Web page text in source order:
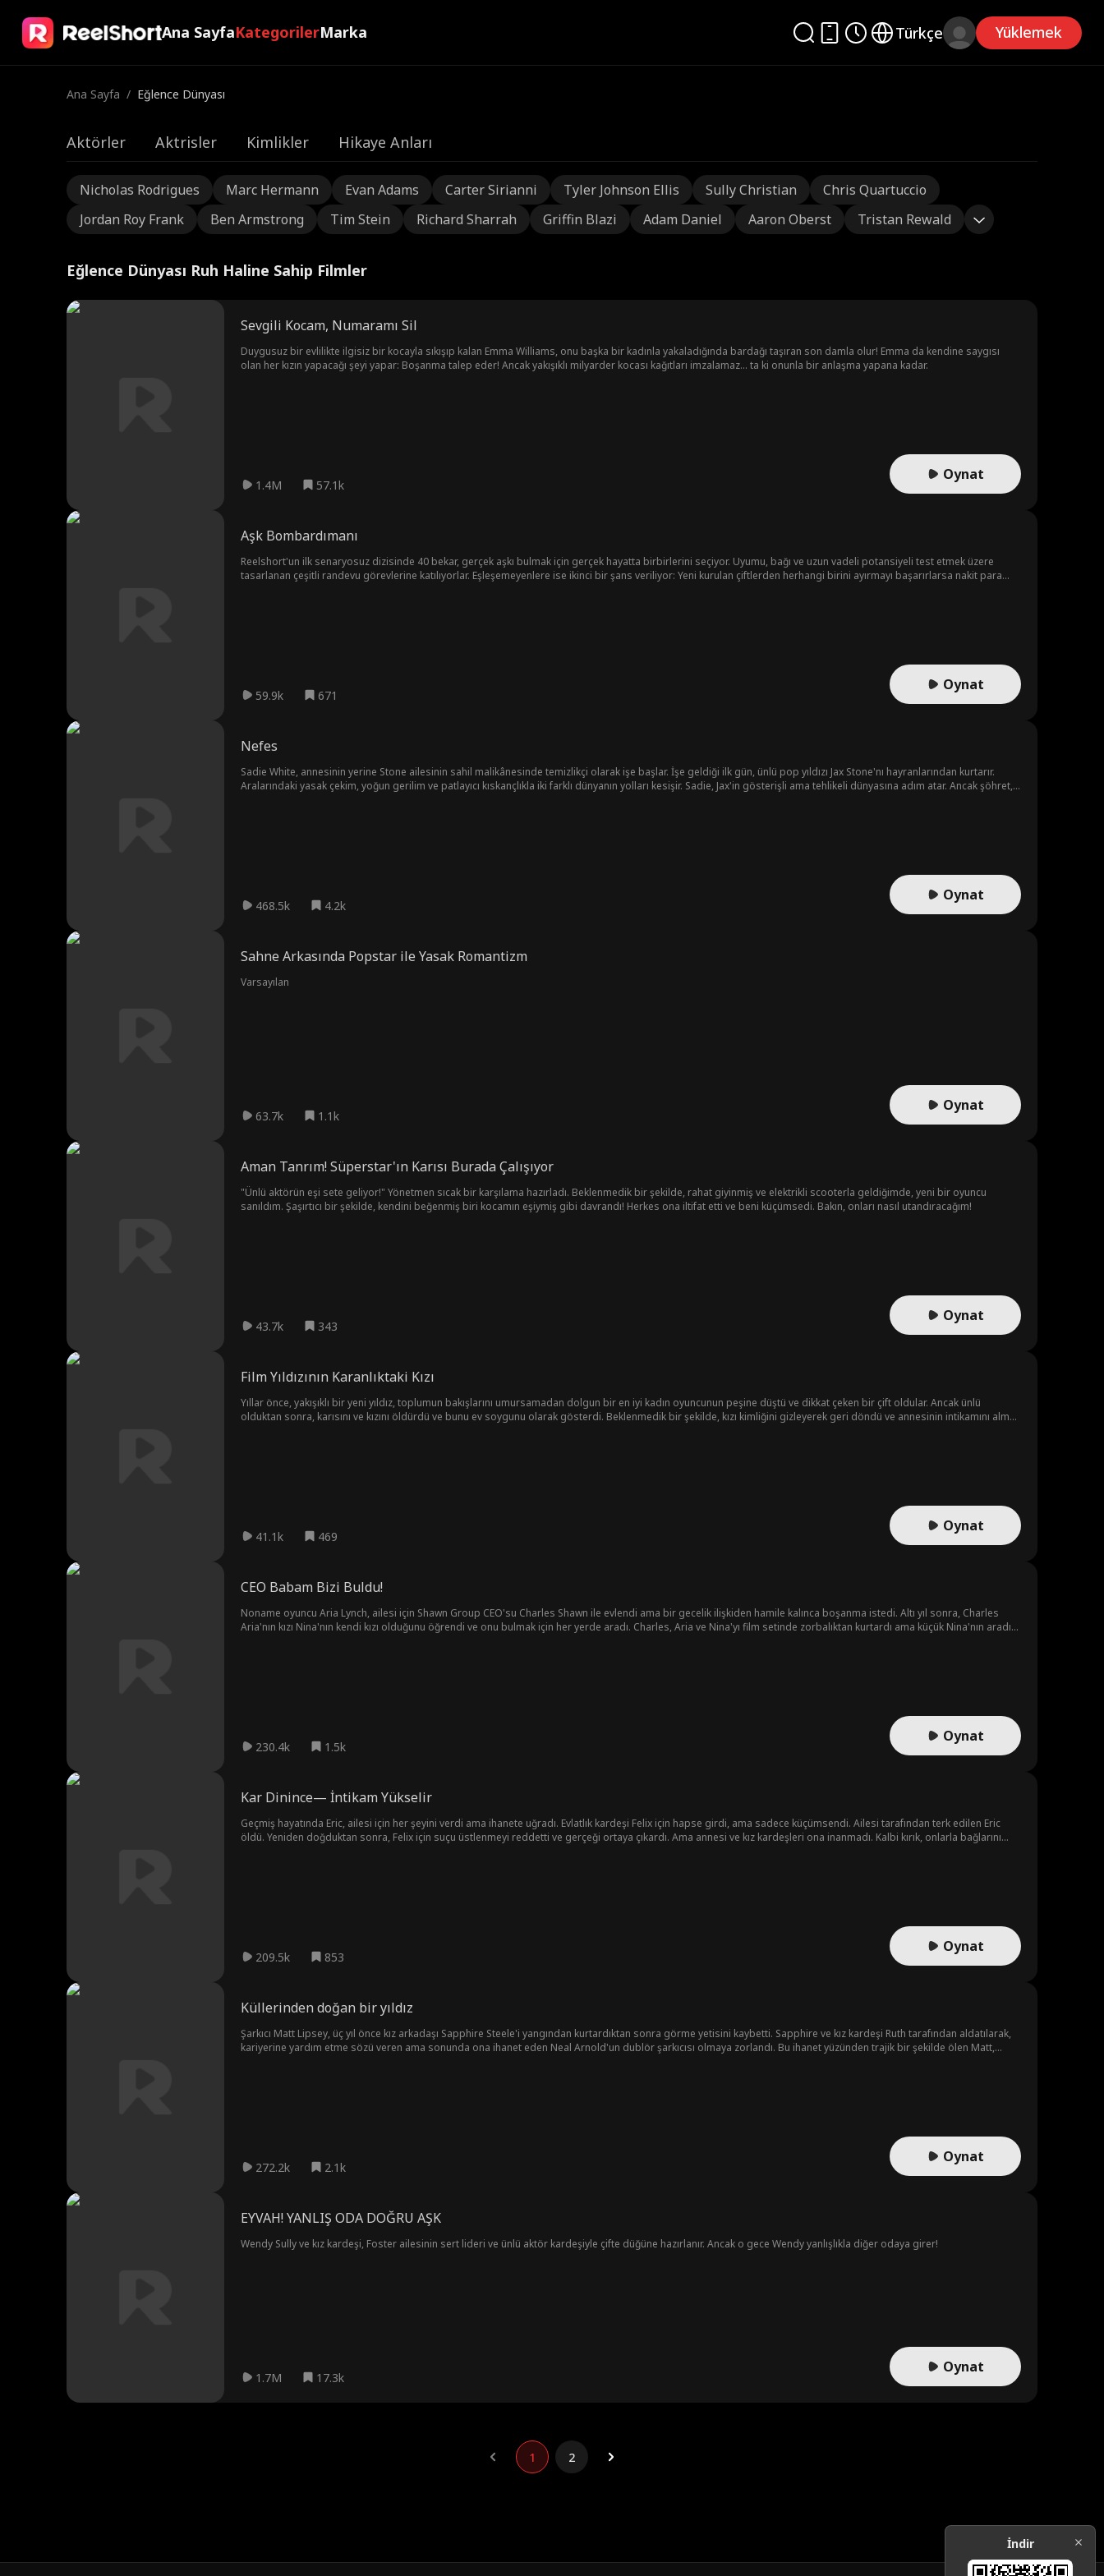
Ana SayfaKategorilerMarka Türkçe Yüklemek
Ana Sayfa / Eğlence Dünyası
Aktörler Aktrisler Kimlikler Hikaye Anları
Nicholas Rodrigues Marc Hermann Evan Adams Carter Sirianni Tyler Johnson Ellis Sully Christian
Chris Quartuccio
Jordan Roy Frank
Ben Armstrong Tim Stein Richard Sharrah Griffin Blazi Adam Daniel Aaron Oberst Tristan Rewald
Eğlence Dünyası Ruh Haline Sahip Filmler
Sevgili Kocam, Numaramı Sil
Duygusuz bir evlilikte ilgisiz bir kocayla sıkışıp kalan Emma Williams, onu başka bir kadınla yakaladığında bardağı taşıran son damla olur! Emma da kendine saygısı
olan her kızın yapacağı şeyi yapar: Boşanma talep eder! Ancak yakışıklı milyarder kocası kağıtları imzalamaz... ta ki onunla bir anlaşma yapana kadar.
1.4M 57.1k
Oynat
Aşk Bombardımanı
Reelshort'un ilk senaryosuz dizisinde 40 bekar, gerçek aşkı bulmak için gerçek hayatta birbirlerini seçiyor. Uyumu, bağı ve uzun vadeli potansiyeli test etmek üzere
tasarlanan çeşitli randevu görevlerine katılıyorlar. Eşleşemeyenlere ise ikinci bir şans veriliyor: Yeni kurulan çiftlerden herhangi birini ayırmayı başarırlarsa nakit para
59.9k 671
Oynat
Nefes
Sadie White, annesinin yerine Stone ailesinin sahil malikânesinde temizlikçi olarak işe başlar. İşe geldiği ilk gün, ünlü pop yıldızı Jax Stone'nı hayranlarından kurtarır.
Aralarındaki yasak çekim, yoğun gerilim ve patlayıcı kıskançlıkla iki farklı dünyanın yolları kesişir. Sadie, Jax'in gösterişli ama tehlikeli dünyasına adım atar. Ancak şöhret,
468.5k 4.2k
Oynat
Sahne Arkasında Popstar ile Yasak Romantizm
Varsayılan
63.7k 1.1k
Oynat
Aman Tanrım! Süperstar'ın Karısı Burada Çalışıyor
"Ünlü aktörün eşi sete geliyor!" Yönetmen sıcak bir karşılama hazırladı. Beklenmedik bir şekilde, rahat giyinmiş ve elektrikli scooterla geldiğimde, yeni bir oyuncu
sanıldım. Şaşırtıcı bir şekilde, kendini beğenmiş biri kocamın eşiymiş gibi davrandı! Herkes ona iltifat etti ve beni küçümsedi. Bakın, onları nasıl utandıracağım!
43.7k 343
Oynat
Film Yıldızının Karanlıktaki Kızı
Yıllar önce, yakışıklı bir yeni yıldız, toplumun bakışlarını umursamadan dolgun bir en iyi kadın oyuncunun peşine düştü ve dikkat çeken bir çift oldular. Ancak ünlü
olduktan sonra, karısını ve kızını öldürdü ve bunu ev soygunu olarak gösterdi. Beklenmedik bir şekilde, kızı kimliğini gizleyerek geri döndü ve annesinin intikamını almak
41.1k 469
Oynat
CEO Babam Bizi Buldu!
Noname oyuncu Aria Lynch, ailesi için Shawn Group CEO'su Charles Shawn ile evlendi ama bir gecelik ilişkiden hamile kalınca boşanma istedi. Altı yıl sonra, Charles
Aria'nın kızı Nina'nın kendi kızı olduğunu öğrendi ve onu bulmak için her yerde aradı. Charles, Aria ve Nina'yı film setinde zorbalıktan kurtardı ama küçük Nina'nın aradığı
230.4k 1.5k
Oynat
Kar Dinince— İntikam Yükselir
Geçmiş hayatında Eric, ailesi için her şeyini verdi ama ihanete uğradı. Evlatlık kardeşi Felix için hapse girdi, ama sadece küçümsendi. Ailesi tarafından terk edilen Eric
öldü. Yeniden doğduktan sonra, Felix için suçu üstlenmeyi reddetti ve gerçeği ortaya çıkardı. Ama annesi ve kız kardeşleri ona inanmadı. Kalbi kırık, onlarla bağlarını
209.5k 853
Oynat
Küllerinden doğan bir yıldız
Şarkıcı Matt Lipsey, üç yıl önce kız arkadaşı Sapphire Steele'i yangından kurtardıktan sonra görme yetisini kaybetti. Sapphire ve kız kardeşi Ruth tarafından aldatılarak,
kariyerine yardım etme sözü veren ama sonunda ona ihanet eden Neal Arnold'un dublör şarkıcısı olmaya zorlandı. Bu ihanet yüzünden trajik bir şekilde ölen Matt,
272.2k 2.1k
Oynat
EYVAH! YANLIŞ ODA DOĞRU AŞK
Wendy Sully ve kız kardeşi, Foster ailesinin sert lideri ve ünlü aktör kardeşiyle çifte düğüne hazırlanır. Ancak o gece Wendy yanlışlıkla diğer odaya girer!
1.7M 17.3k
Oynat
1 2
İndir